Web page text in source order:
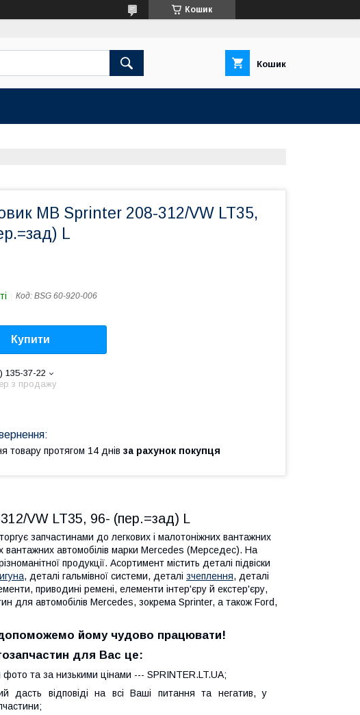
Кошик
Кошик
MB Sprinter 208-312/VW LT35,
L
Код: BSG 60-920-006
Купити
135-37-22
з продажу
товару протягом 14 днів за рахунок покупця
VW LT35, 96- (пер.=зад) L
запчастинами до легкових і малотоніжних вантажних
автомобілів марки Mercedes (Мерседес). На
продукції. Асортимент містить деталі підвіски
, деталі гальмівної системи, деталі зчеплення, деталі
приводині ремені, елементи інтер'єру й екстер'єру,
для автомобілів Mercedes, зокрема Sprinter, а також Ford,
йому чудово працювати!
для Вас це:
та за низькими цінами --- SPRINTER.LT.UA;
дасть відповіді на всі Ваші питання та негатив, у